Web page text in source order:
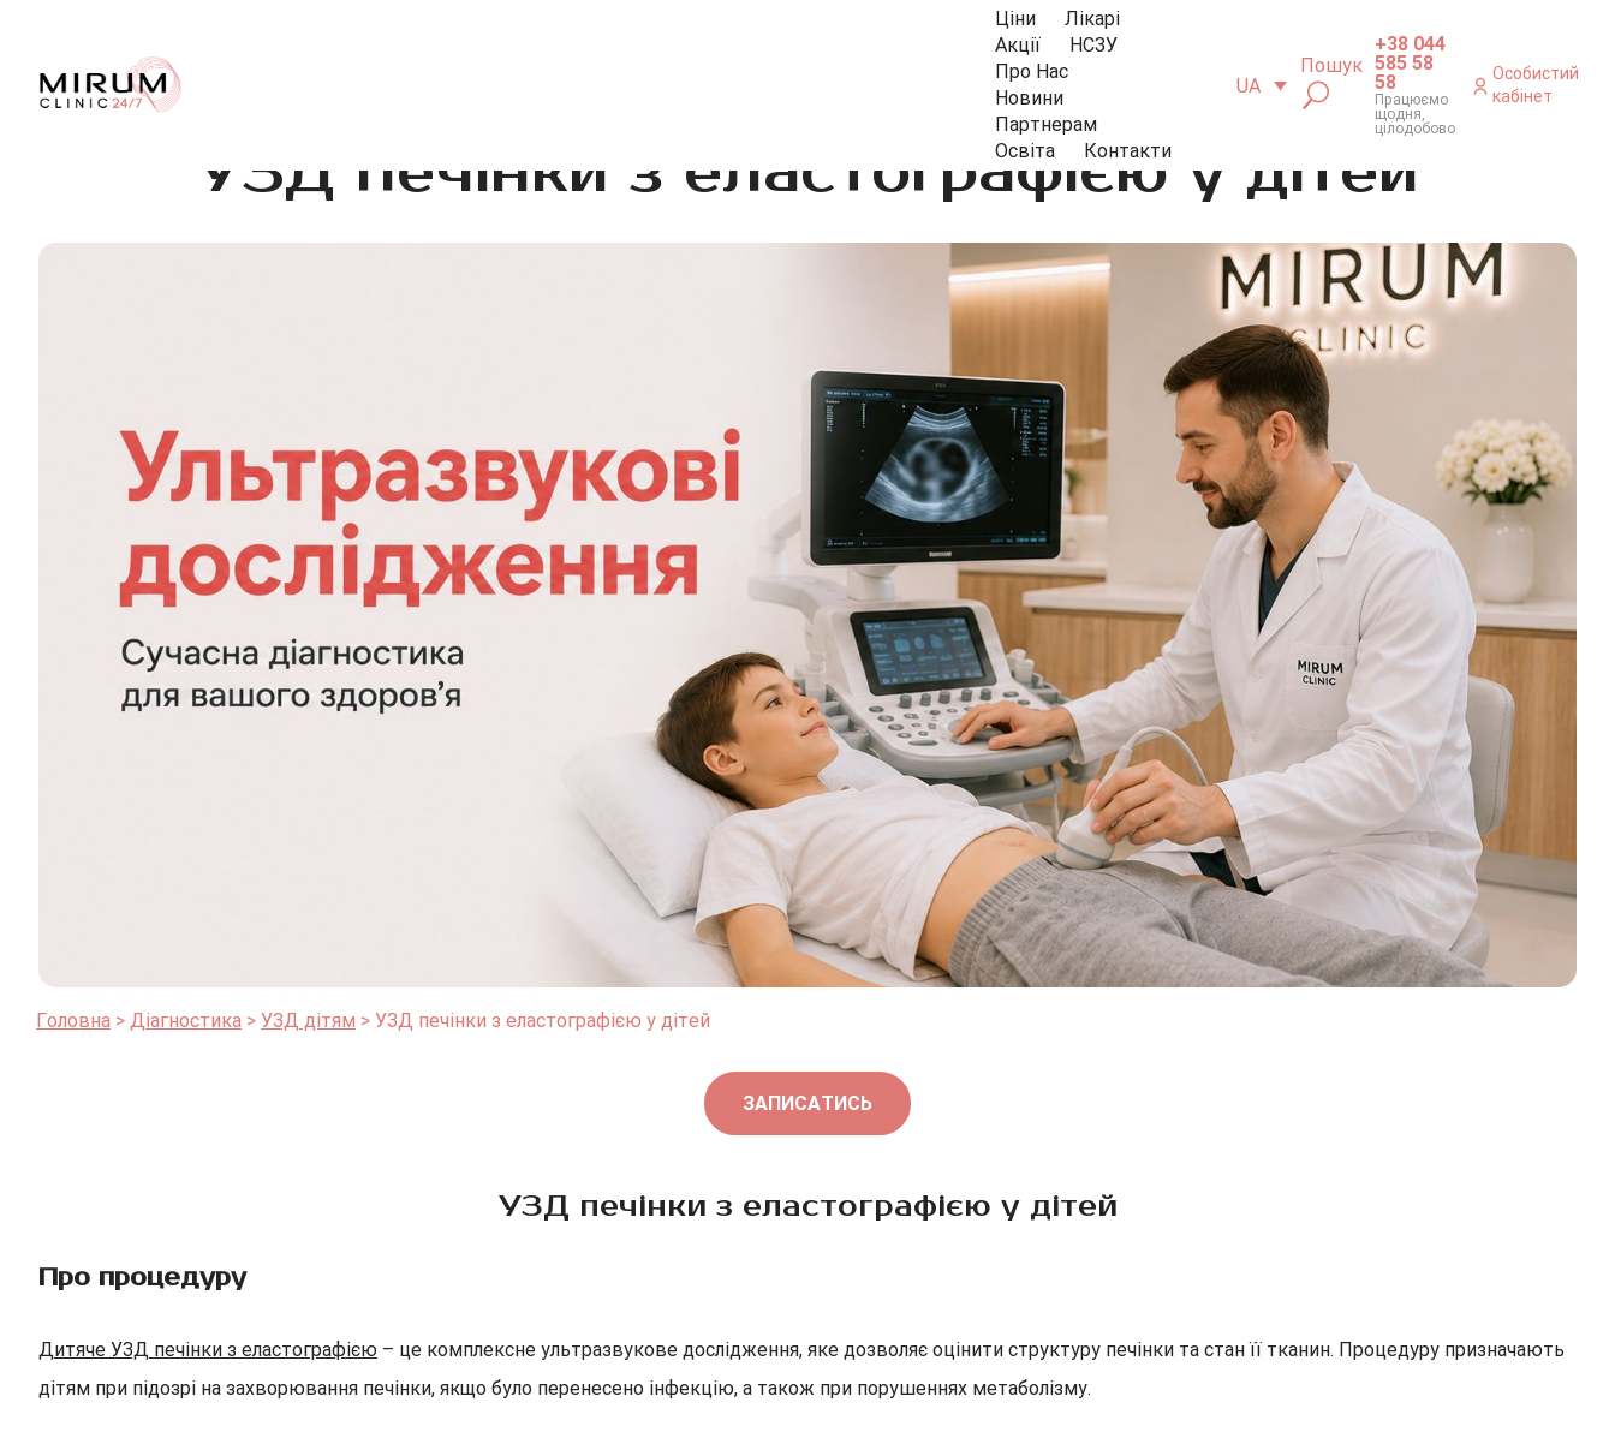
Ціни
Лікарі
Акції
НСЗУ
Про Нас
Новини
Партнерам
Освіта
Контакти
UA
Пошук
+38 044
585 58
58
Працюємо
щодня,
цілодобово
Особистий
кабінет
УЗД печінки з еластографією у дітей
Головна Діагностика УЗД дітям УЗД печінки з еластографією у дітей
ЗАПИСАТИСЬ
УЗД печінки з еластографією у дітей
Про процедуру
Дитяче УЗД печінки з еластографією – це комплексне ультразвукове дослідження, яке дозволяє оцінити структуру печінки та стан її тканин. Процедуру призначають
дітям при підозрі на захворювання печінки, якщо було перенесено інфекцію, а також при порушеннях метаболізму.